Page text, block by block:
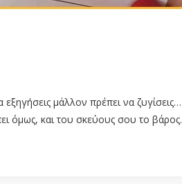
μάλλον πρέπει να ζυγίσεις…
όμως, και του σκεύους σου το βάρος.